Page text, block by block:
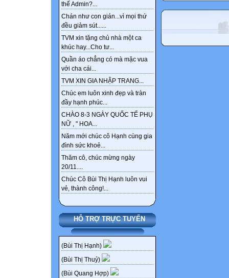
thế Admin?...
Chán như con gián...vì mọi thứ
đều giảm sút......
TVM xin tặng chủ nhà một ca
khúc hay...Cho tư...
Quần áo chẳng có mà mặc vua
với cha cái...
TVM XIN GIA NHẬP TRANG...
Chúc em luôn xinh đẹp và tràn
đầy hạnh phúc...
CHÀO 8-3 NGÀY QUỐC TẾ PHỤ
NỮ , " HOA...
Năm mới chúc cô Hạnh cùng gia
đình sức khoẻ...
Thăm cô, chúc mừng ngày
20/11....
Chúc Cô Bùi Thị Hạnh luôn vui
vẻ, thành công!...
HỖ TRỢ TRỰC TUYẾN
(Bùi Thị Hạnh)
(Bùi Thị Thuỷ)
(Bùi Quang Hợp)